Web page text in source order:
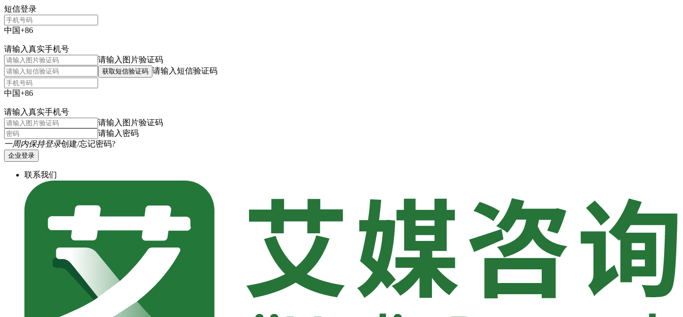
短信登录
中国+86
请输入真实手机号
请输入图片验证码
获取短信验证码 请输入短信验证码
中国+86
请输入真实手机号
请输入图片验证码
请输入密码
一周内保持登录创建/忘记密码?
企业登录
联系我们